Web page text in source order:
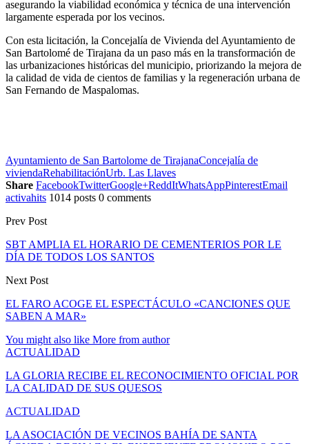
asegurando la viabilidad económica y técnica de una intervención
largamente esperada por los vecinos.
Con esta licitación, la Concejalía de Vivienda del Ayuntamiento de
San Bartolomé de Tirajana da un paso más en la transformación de
las urbanizaciones históricas del municipio, priorizando la mejora de
la calidad de vida de cientos de familias y la regeneración urbana de
San Fernando de Maspalomas.
Ayuntamiento de San Bartolome de TirajanaConcejalía de
viviendaRehabilitaciónUrb. Las Llaves
Share FacebookTwitterGoogle+ReddItWhatsAppPinterestEmail
activahits 1014 posts 0 comments
Prev Post
SBT AMPLIA EL HORARIO DE CEMENTERIOS POR LE
DÍA DE TODOS LOS SANTOS
Next Post
EL FARO ACOGE EL ESPECTÁCULO «CANCIONES QUE
SABEN A MAR»
You might also like More from author
ACTUALIDAD
LA GLORIA RECIBE EL RECONOCIMIENTO OFICIAL POR
LA CALIDAD DE SUS QUESOS
ACTUALIDAD
LA ASOCIACIÓN DE VECINOS BAHÍA DE SANTA